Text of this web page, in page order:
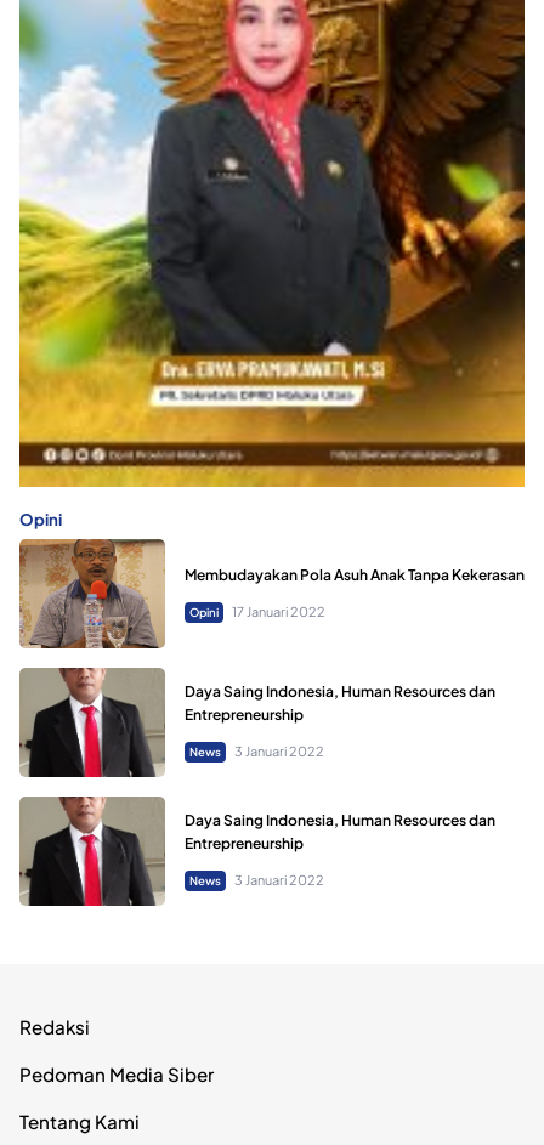
Opini
Membudayakan Pola Asuh Anak Tanpa Kekerasan
Opini 17 Januari 2022
Daya Saing Indonesia, Human Resources dan
Entrepreneurship
News 3 Januari 2022
Daya Saing Indonesia, Human Resources dan
Entrepreneurship
News 3 Januari 2022
Redaksi
Pedoman Media Siber
Tentang Kami